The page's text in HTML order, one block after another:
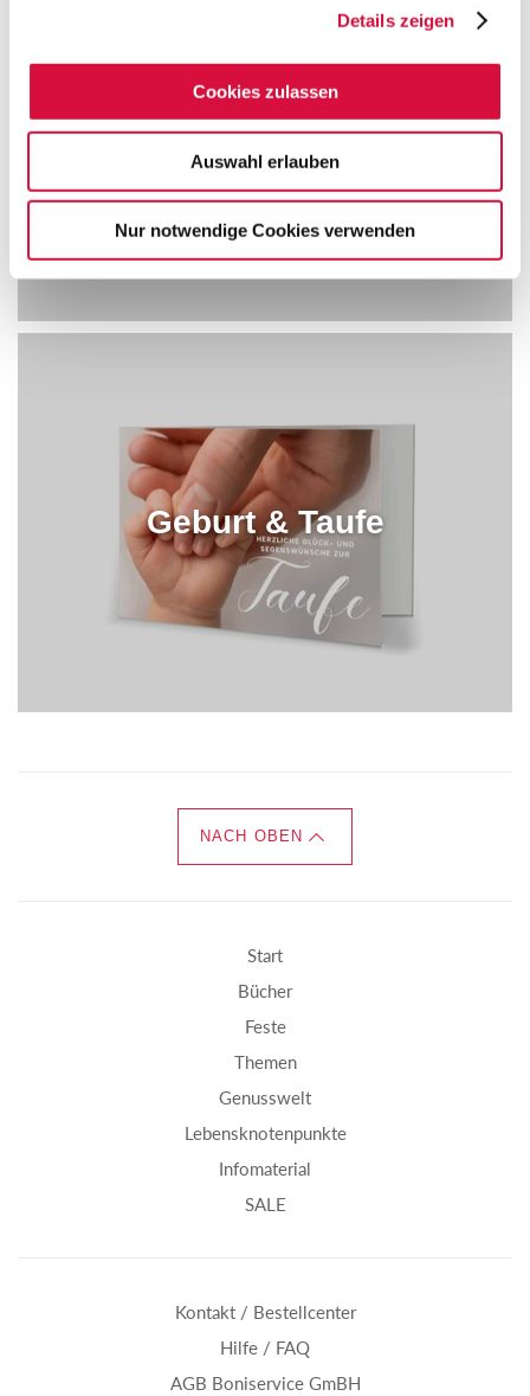
Details zeigen
Cookies zulassen
Auswahl erlauben
Nur notwendige Cookies verwenden
Leben im Alter
Geburt & Taufe
NACH OBEN
Start
Bücher
Feste
Themen
Genusswelt
Lebensknotenpunkte
Infomaterial
SALE
Kontakt / Bestellcenter
Hilfe / FAQ
AGB Boniservice GmBH